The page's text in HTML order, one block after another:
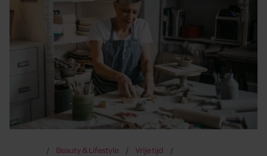
Beauty & Lifestyle
Vrije tijd